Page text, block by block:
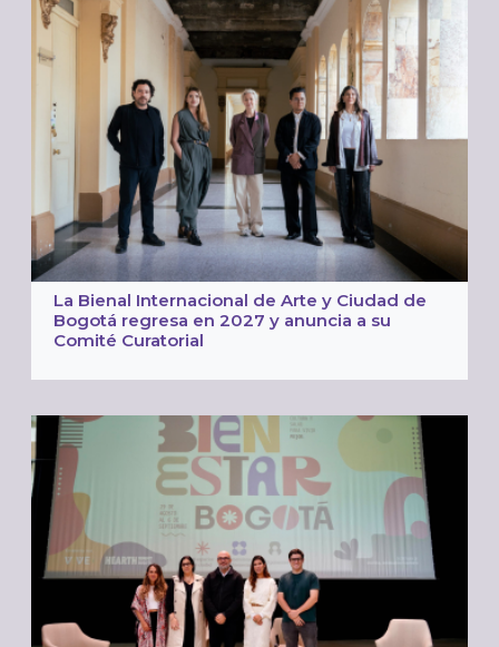
La Bienal Internacional de Arte y Ciudad de
Bogotá regresa en 2027 y anuncia a su
Comité Curatorial